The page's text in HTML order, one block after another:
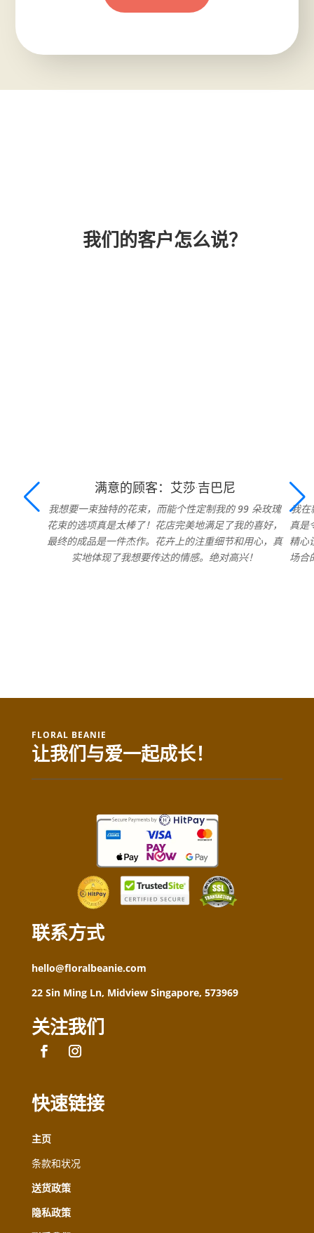
我们的客户怎么说？
满意的顾客：艾莎·吉巴尼
我想要一束独特的花束，而能个性定制我的 99 朵玫瑰
花束的选项真是太棒了！花店完美地满足了我的喜好，
最终的成品是一件杰作。花卉上的注重细节和用心，真
实地体现了我想要传达的情感。绝对高兴！
我在
真是
精心
场合
FLORAL BEANIE
让我们与爱一起成长！
联系方式
hello@floralbeanie.com
22 Sin Ming Ln, Midview Singapore, 573969
关注我们
快速链接
主页
条款和状况
送货政策
隐私政策